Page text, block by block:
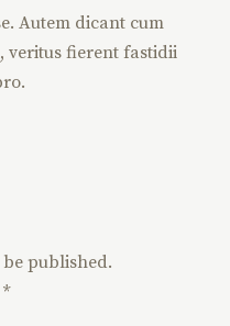
Autem dicant cum
veritus fierent fastidii
published.
*